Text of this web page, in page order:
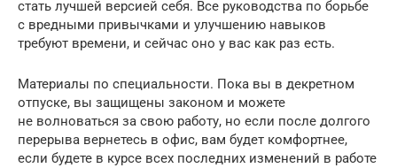
стать лучшей версией себя. Все руководства по борьбе
с вредными привычками и улучшению навыков
требуют времени, и сейчас оно у вас как раз есть.
Материалы по специальности. Пока вы в декретном
отпуске, вы защищены законом и можете
не волноваться за свою работу, но если после долгого
перерыва вернетесь в офис, вам будет комфортнее,
если будете в курсе всех последних изменений в работе